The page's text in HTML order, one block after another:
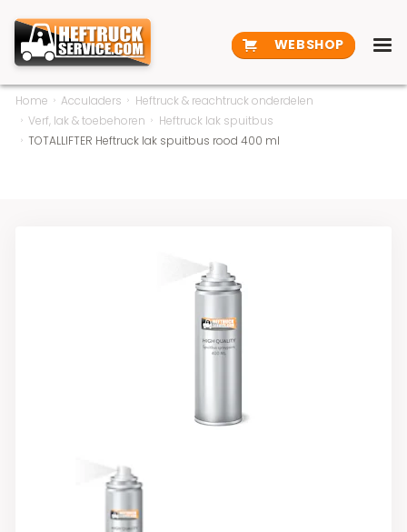
WEBSHOP
Home Acculaders
Heftruck & reachtruck onderdelen
Verf, lak & toebehoren
Heftruck lak spuitbus
TOTALLIFTER Heftruck lak spuitbus rood 400 ml